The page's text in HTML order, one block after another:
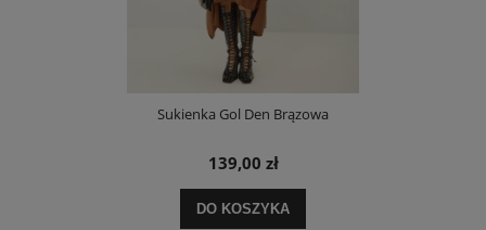
Sukienka Gol Den Brązowa
139,00 zł
DO KOSZYKA